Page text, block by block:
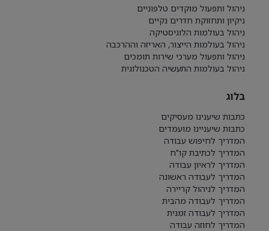
ניהול ותפעול מוקדים טלפוניים
ניקיון ותחזוקת חדרים נקיים
ניהול בעולמות הלוגיסטיקה
ניהול בעולמות הייצור, האריזה וההרכבה
ניהול ותפעול מערכי שירות תומכים
ניהול בעולמות התעשיה הטכנולוגית
בלוג
כתבות שיענינו מעסיקים
כתבות שיעניינו מועמדים
המדריך לחיפוש עבודה
המדריך לכתיבת קו"ח
המדריך לראיון עבודה
המדריך לעבודה ראשונה
המדריך לניהול קריירה
המדריך לעבודה מהבית
המדריך לעבודה זמנית
המדריך לחוזה עבודה